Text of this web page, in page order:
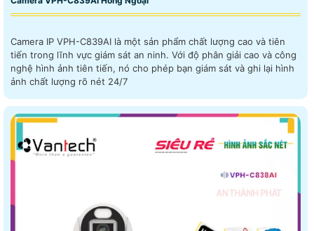
Camera IP VPH-C839AI là một sản phẩm chất lượng cao và tiên
tiến trong lĩnh vực giám sát an ninh. Với độ phân giải cao và công
nghệ hình ảnh tiên tiến, nó cho phép bạn giám sát và ghi lại hình
ảnh chất lượng rõ nét 24/7